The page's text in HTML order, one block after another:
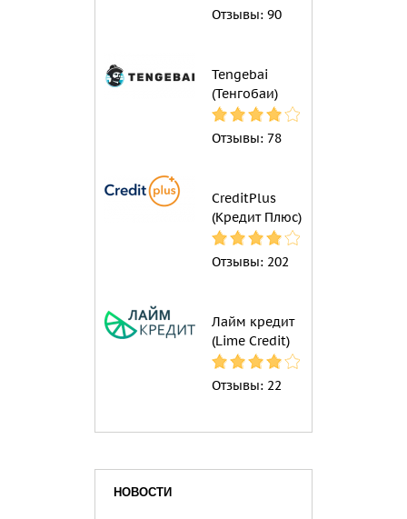
Отзывы: 90
Tengebai
(Тенгобаи)
Отзывы: 78
CreditPlus
(Кредит Плюс)
Отзывы: 202
Лайм кредит
(Lime Credit)
Отзывы: 22
НОВОСТИ